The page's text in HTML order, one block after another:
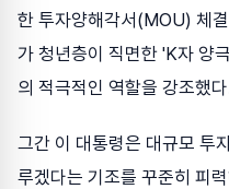
한 투자양해각서(MOU) 체
가 청년층이 직면한 'K자 양
의 적극적인 역할을 강조했
그간 이 대통령은 대규모 투
루겠다는 기조를 꾸준히 피